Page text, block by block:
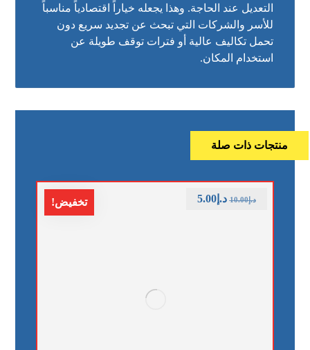
التعديل عند الحاجة. وهذا يجعله خياراً اقتصادياً مناسباً
للأسر والشركات التي تبحث عن تجديد سريع دون
تحمل تكاليف عالية أو فترات توقف طويلة عن
استخدام المكان.
منتجات ذات صلة
تخفيض! د.إ10.00 د.إ5.00